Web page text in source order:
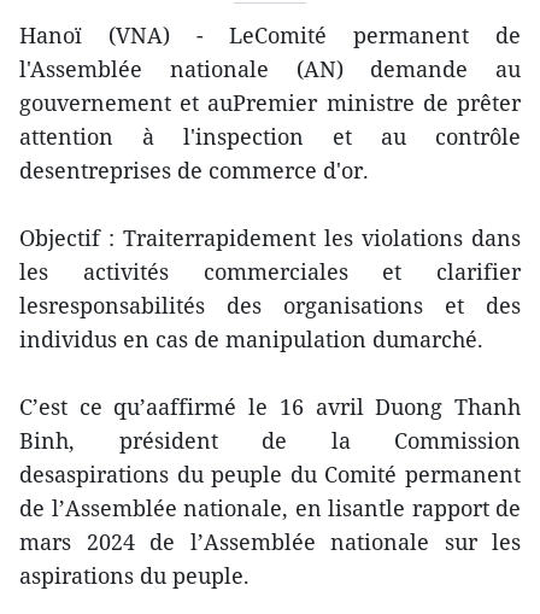
Hanoï (VNA) - LeComité permanent de
l'Assemblée nationale (AN) demande au
gouvernement et auPremier ministre de prêter
attention à l'inspection et au contrôle
desentreprises de commerce d'or.
Objectif : Traiterrapidement les violations dans
les activités commerciales et clarifier
lesresponsabilités des organisations et des
individus en cas de manipulation dumarché.
C’est ce qu’aaffirmé le 16 avril Duong Thanh
Binh, président de la Commission
desaspirations du peuple du Comité permanent
de l’Assemblée nationale, en lisantle rapport de
mars 2024 de l’Assemblée nationale sur les
aspirations du peuple.